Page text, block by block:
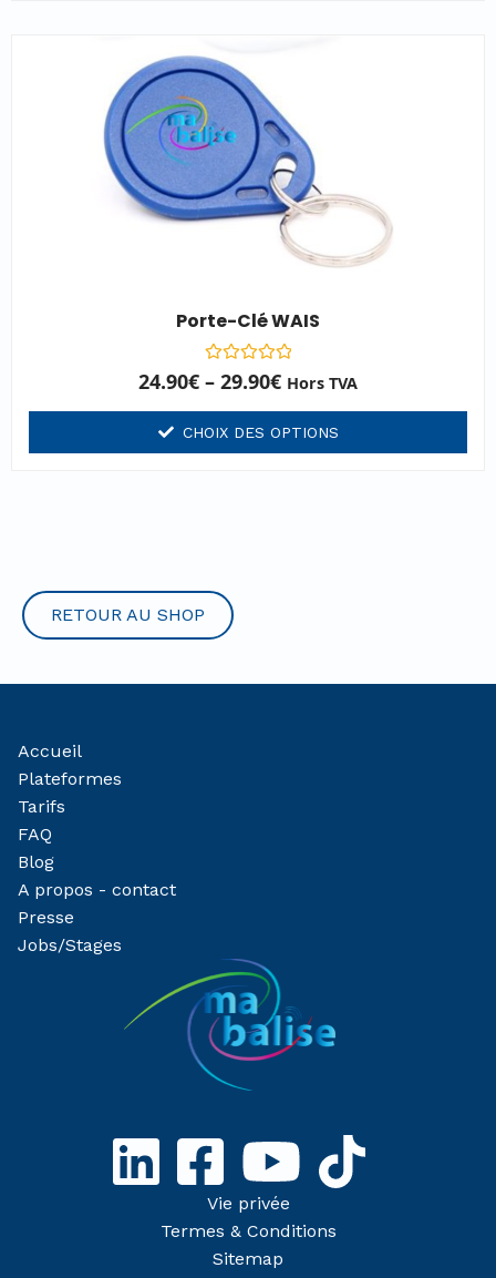
Porte-Clé WAIS
Note
0
24.90€ – 29.90€ Hors TVA
CHOIX DES OPTIONS
RETOUR AU SHOP
Accueil
Plateformes
Tarifs
FAQ
Blog
A propos - contact
Presse
Jobs/Stages
Vie privée
Termes & Conditions
Sitemap